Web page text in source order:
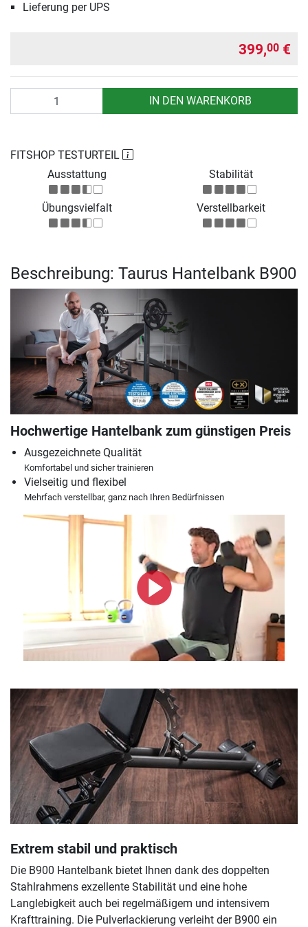
Lieferung per UPS
399,00 €
IN DEN WARENKORB
FITSHOP TESTURTEIL
Ausstattung
Stabilität
Übungsvielfalt Verstellbarkeit
Beschreibung: Taurus Hantelbank B900
Hochwertige Hantelbank zum günstigen Preis
Ausgezeichnete Qualität
Komfortabel und sicher trainieren
Vielseitig und flexibel
Mehrfach verstellbar, ganz nach Ihren Bedürfnissen
Extrem stabil und praktisch
Die B900 Hantelbank bietet Ihnen dank des doppelten
Stahlrahmens exzellente Stabilität und eine hohe
Langlebigkeit auch bei regelmäßigem und intensivem
Krafttraining. Die Pulverlackierung verleiht der B900 ein